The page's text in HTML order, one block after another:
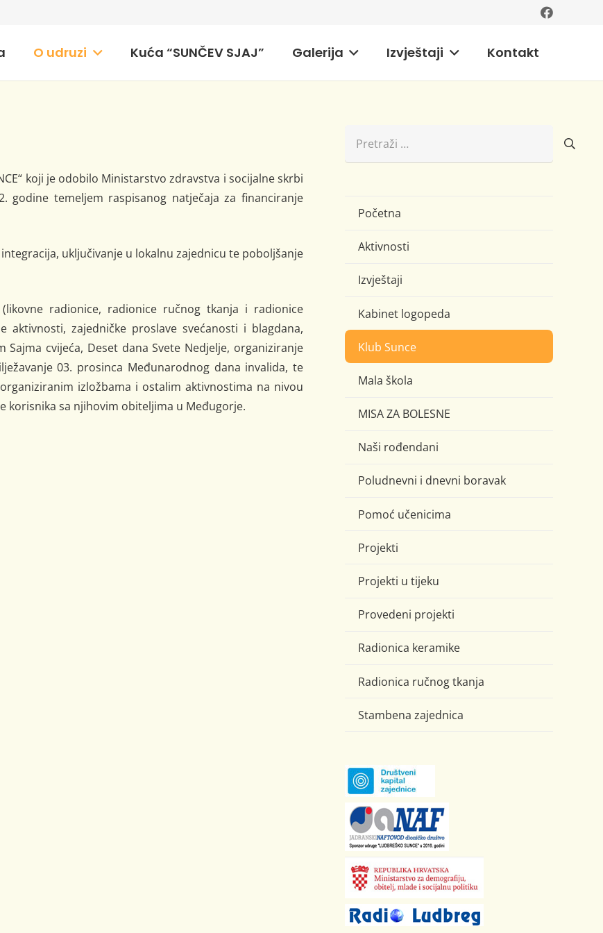
O udruzi Kuća “SUNČEV SJAJ” Galerija Izvještaji Kontakt
koji je odobilo Ministarstvo zdravstva i socijalne skrbi
godine temeljem raspisanog natječaja za financiranje
uključivanje u lokalnu zajednicu te poboljšanje
radionice, radionice ručnog tkanja i radionice
zajedničke proslave svećanosti i blagdana,
cvijeća, Deset dana Svete Nedjelje, organiziranje
03. prosinca Međunarodnog dana invalida, te
izložbama i ostalim aktivnostima na nivou
korisnika sa njihovim obiteljima u Međugorje.
Početna
Aktivnosti
Izvještaji
Kabinet logopeda
Klub Sunce
Mala škola
MISA ZA BOLESNE
Naši rođendani
Poludnevni i dnevni boravak
Pomoć učenicima
Projekti
Projekti u tijeku
Provedeni projekti
Radionica keramike
Radionica ručnog tkanja
Stambena zajednica